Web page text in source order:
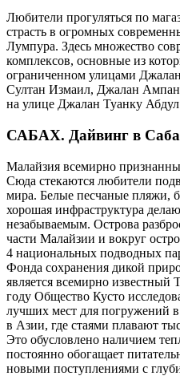
Любители прогуляться по
страсть в огромных
Лумпура. Здесь множество
комплексов, основные из
ограниченном улицами
Султан Измаил, Джалан
на улице Джалан Туанку Абдул
САБАХ. Дайвинг в
Малайзия всемирно
Сюда стекаются любители
мира. Белые песчаные пляжи,
хорошая инфраструктура
незабываемым. Острова
части Малайзии и вокруг
4 национальных подводных
Фонда сохранения дикой
является всемирно
году Общество Кусто
лучших мест для погружений
в Азии, где стаями плавают
Это обусловлено наличием
постоянно обогащает
новыми поступлениями с